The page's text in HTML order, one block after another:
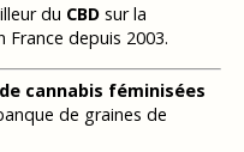
du CBDsur la
depuis 2003.
cannabis féminisées
de graines de